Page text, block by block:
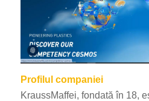
Profilul companiei
KraussMaffei, fondată în 18,